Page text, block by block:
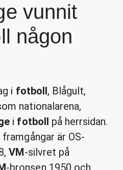
vunnit
någon
i fotboll, Blågult,
nationalarena,
i fotboll på herrsidan.
är OS-
VM-silvret på
-bronsen 1950 och